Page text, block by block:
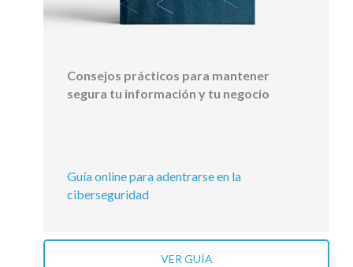
Consejos prácticos para mantener
segura tu información y tu negocio
Guía online para adentrarse en la
ciberseguridad
VER GUÍA